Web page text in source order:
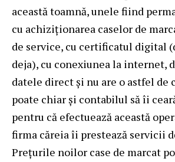
această toamnă, unele fiind
cu achiziționarea caselor de
de service, cu certificatul digital
deja), cu conexiunea la internet,
datele direct și nu are o astfel de
poate chiar și contabilul să îi
pentru că efectuează această
firma căreia îi prestează servicii
Prețurile noilor case de marcat